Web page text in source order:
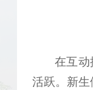
在互动
活跃。新生